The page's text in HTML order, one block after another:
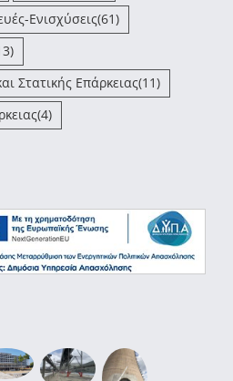
Ενισχύσεις(61)
Στατικής Επάρκειας(11)
(4)